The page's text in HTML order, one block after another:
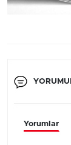
Yorumlar